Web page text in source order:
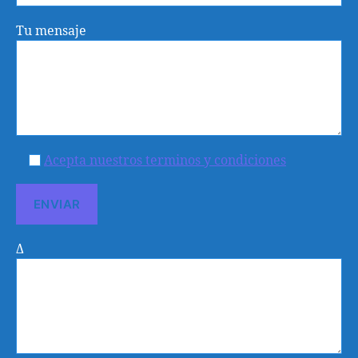
Tu mensaje
Acepta nuestros terminos y condiciones
Δ